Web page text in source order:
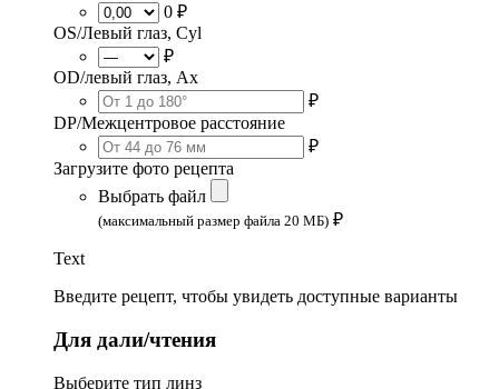
0 ₽
OS/Левый глаз, Cyl
₽
OD/левый глаз, Ax
₽
DP/Межцентровое расстояние
₽
Загрузите фото рецепта
Выбрать файл
(максимальный размер файла 20 МБ) ₽
Text
Введите рецепт, чтобы увидеть доступные варианты
Для дали/чтения
Выберите тип линз